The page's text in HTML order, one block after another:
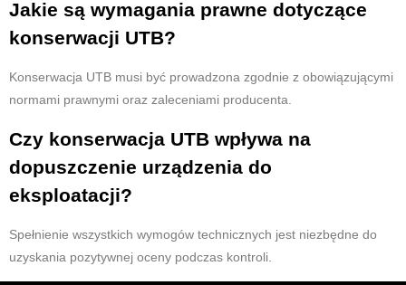
Jakie są wymagania prawne dotyczące
konserwacji UTB?
Konserwacja UTB musi być prowadzona zgodnie z obowiązującymi
normami prawnymi oraz zaleceniami producenta.
Czy konserwacja UTB wpływa na
dopuszczenie urządzenia do
eksploatacji?
Spełnienie wszystkich wymogów technicznych jest niezbędne do
uzyskania pozytywnej oceny podczas kontroli.